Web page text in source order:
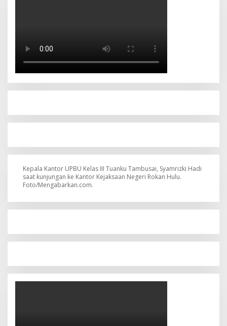
Kepala Kantor UPBU Kelas III Tuanku Tambusai, Syamrizki Hadi
saat kunjungan ke Kantor Kejaksaan Negeri Rokan Hulu.
Foto/Mengabarkan.com.